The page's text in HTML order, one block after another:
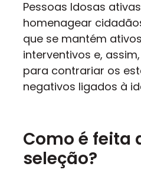
Pessoas ldosas
homenagear
que se mantém
interventivos e,
para contrariar os
negativos ligados à
Como é feita
seleção?